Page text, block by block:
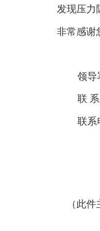
发现压力
非常感谢
领导
联 系
联系
（此件